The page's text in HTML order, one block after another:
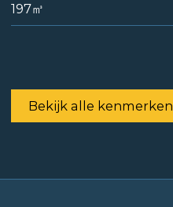
197㎥
Bekijk alle kenmerken